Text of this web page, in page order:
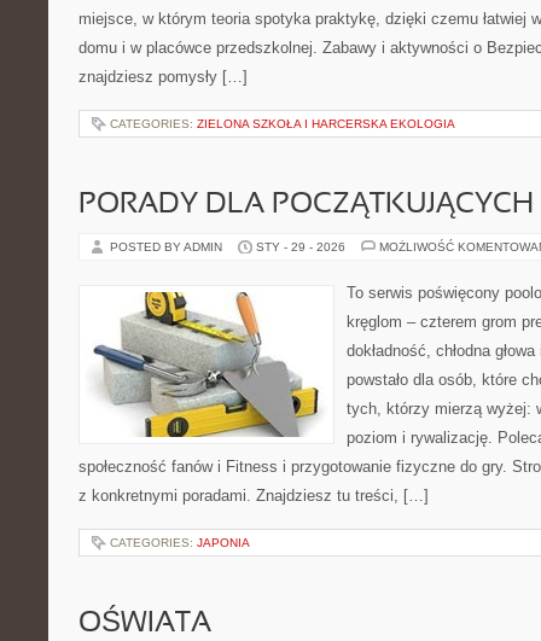
miejsce, w którym teoria spotyka praktykę, dzięki czemu łatwiej
domu i w placówce przedszkolnej. Zabawy i aktywności o
znajdziesz pomysły […]
CATEGORIES: ZIELONA SZKOŁA I HARCERSKA EKOLOGIA
PORADY DLA POCZĄTKUJĄCYCH
POSTED BY ADMIN STY - 29 - 2026 MOŻLIWOŚĆ
To serwis poświęcony
kręglom – czterem grom
dokładność, chłodna
powstało dla osób, które
tych, którzy mierzą wyżej:
poziom i rywalizację.
społeczność fanów i Fitness i przygotowanie fizyczne do gry.
z konkretnymi poradami. Znajdziesz tu treści, […]
CATEGORIES: JAPONIA
OŚWIATA